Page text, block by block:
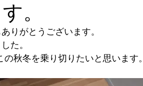
。
りがとうございます。
た。
秋冬を乗り切りたいと思います。